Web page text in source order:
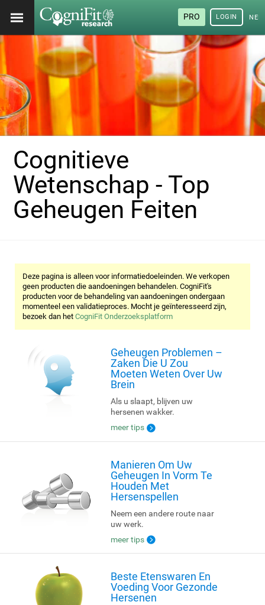
PRO LOGIN
Cognitieve
Wetenschap - Top
Geheugen Feiten
Deze pagina is alleen voor informatiedoeleinden. We verkopen
geen producten die aandoeningen behandelen. CogniFit's
producten voor de behandeling van aandoeningen ondergaan
momenteel een validatieproces. Mocht je geïnteresseerd zijn,
bezoek dan hetCogniFit Onderzoeksplatform
Geheugen Problemen –
Zaken Die U Zou
Moeten Weten Over Uw
Brein
Als u slaapt, blijven uw
hersenen wakker.
meer tips
Manieren Om Uw
Geheugen In Vorm Te
Houden Met
Hersenspellen
Neem een andere route naar
uw werk.
meer tips
Beste Etenswaren En
Voeding Voor Gezonde
Hersenen